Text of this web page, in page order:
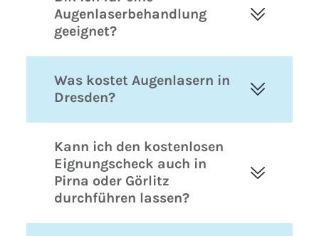
Augenlaserbehandlung
geeignet?
Was kostet Augenlasern in
Dresden?
Kann ich den kostenlosen
Eignungscheck auch in
Pirna oder Görlitz
durchführen lassen?